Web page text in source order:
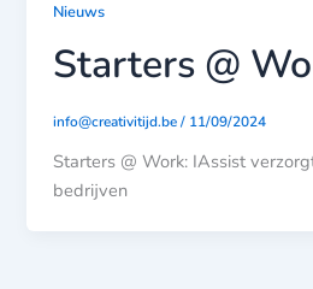
Nieuws
Starters @
info@creativitijd.be/ 11/09/2024
Starters @ Work: IAssist
bedrijven